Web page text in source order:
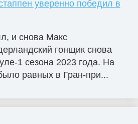
уверенно победил в
и снова Макс
гонщик снова
1 сезона 2023 года. На
равных в Гран-при...